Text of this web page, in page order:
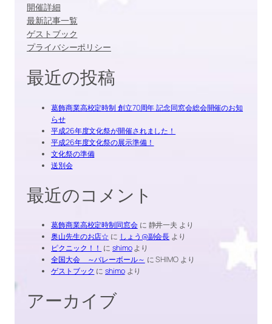
開催詳細
最新記事一覧
ゲストブック
プライバシーポリシー
最近の投稿
葛飾商業高校定時制 創立70周年 記念同窓会総会開催のお知
らせ
平成26年度文化祭が開催されました！
平成26年度文化祭の展示準備！
文化祭の準備
送別会
最近のコメント
葛飾商業高校定時制同窓会に 静井一夫 より
奥山先生のお店☆ に しょう@副会長 より
ピクニック！！ にshimoより
全国大会 ～バレーボール～ にSHIMOより
ゲストブック にshimoより
アーカイブ